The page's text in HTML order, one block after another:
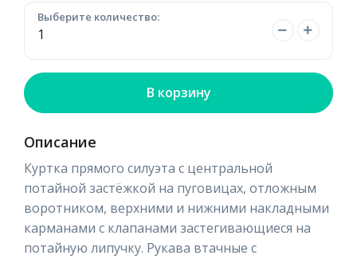
Выберите количество:
В корзину
Описание
Куртка прямого силуэта с центральной
потайной застёжкой на пуговицах, отложным
воротником, верхними и нижними накладными
карманами с клапанами застегивающиеся на
потайную липучку. Рукава втачные с